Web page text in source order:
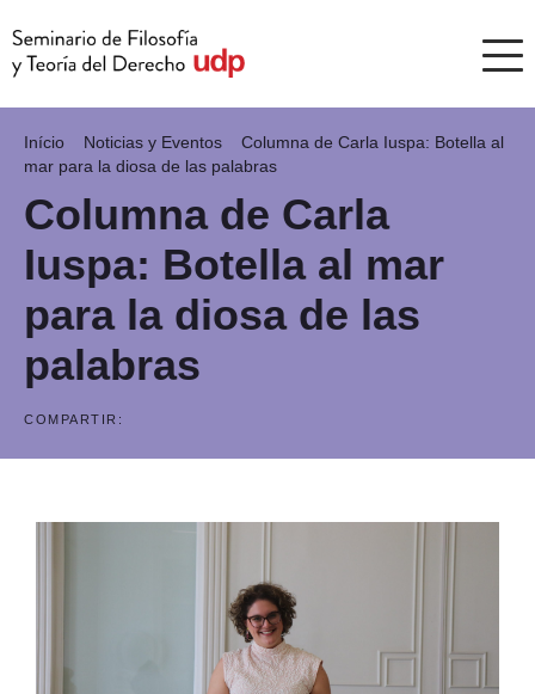
Início Noticias y Eventos
Columna de Carla Iuspa: Botella al
mar para la diosa de las palabras
Columna de Carla
Iuspa: Botella al mar
para la diosa de las
palabras
COMPARTIR: